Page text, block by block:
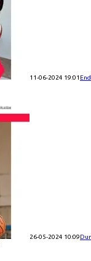
11-06-2024 19:01 End
26-05-2024 10:09